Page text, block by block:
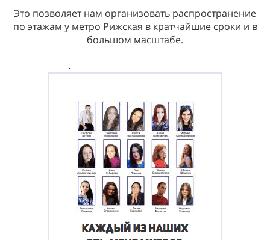
Это позволяет нам организовать распространение
по этажам у метро Рижская в кратчайшие сроки и в
большом масштабе.